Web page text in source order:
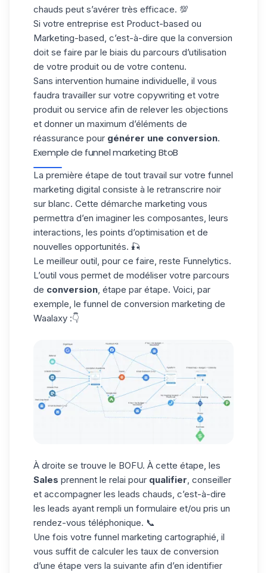
chauds peut s’avérer très efficace. 💯
Si votre entreprise est Product-based ou
Marketing-based, c’est-à-dire que la conversion
doit se faire par le biais du parcours d’utilisation
de votre produit ou de votre contenu.
Sans intervention humaine individuelle, il vous
faudra travailler sur votre copywriting et votre
produit ou service afin de relever les objections
et donner un maximum d’éléments de
réassurance pour générer une conversion.
Exemple de funnel marketing BtoB
La première étape de tout travail sur votre funnel
marketing digital consiste à le retranscrire noir
sur blanc. Cette démarche marketing vous
permettra d’en imaginer les composantes, leurs
interactions, les points d’optimisation et de
nouvelles opportunités. 🎣
Le meilleur outil, pour ce faire, reste Funnelytics.
L’outil vous permet de modéliser votre parcours
de conversion, étape par étape. Voici, par
exemple, le funnel de conversion marketing de
Waalaxy :👇
À droite se trouve le BOFU. À cette étape, les
Sales prennent le relai pour qualifier, conseiller
et accompagner les leads chauds, c’est-à-dire
les leads ayant rempli un formulaire et/ou pris un
rendez-vous téléphonique. 📞
Une fois votre funnel marketing cartographié, il
vous suffit de calculer les taux de conversion
d’une étape vers la suivante afin d’en identifier